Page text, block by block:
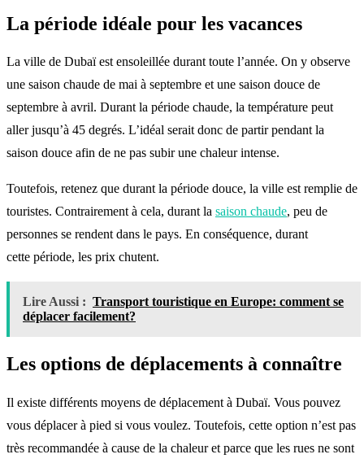
La période idéale pour les vacances
La ville de Dubaï est ensoleillée durant toute l’année. On y observe
une saison chaude de mai à septembre et une saison douce de
septembre à avril. Durant la période chaude, la température peut
aller jusqu’à 45 degrés. L’idéal serait donc de partir pendant la
saison douce afin de ne pas subir une chaleur intense.
Toutefois, retenez que durant la période douce, la ville est remplie de
touristes. Contrairement à cela, durant la saison chaude, peu de
personnes se rendent dans le pays. En conséquence, durant
cette période, les prix chutent.
Lire Aussi : Transport touristique en Europe: comment se
déplacer facilement?
Les options de déplacements à connaître
Il existe différents moyens de déplacement à Dubaï. Vous pouvez
vous déplacer à pied si vous voulez. Toutefois, cette option n’est pas
très recommandée à cause de la chaleur et parce que les rues ne sont